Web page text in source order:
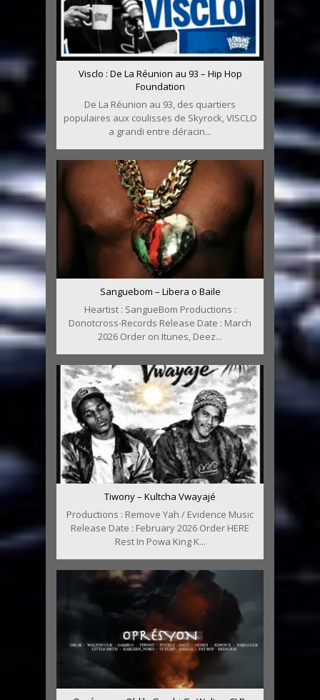
Visclo : De La Réunion au 93 – Hip Hop
Foundation
De La Réunion au 93, des quartiers
populaires aux coulisses de Skyrock, VISCLO
a grandi entre déracin...
Sanguebom – Libera o Baile
Heartist : SangueBom Productions :
Donotcross-Records Release Date : March
2026 Order on Itunes, Deez...
Tiwony – Kultcha Vwayajé
Productions : Remove Yah / Evidence Music
Release Date : February 2026 Order HERE
Rest In Powa King K...